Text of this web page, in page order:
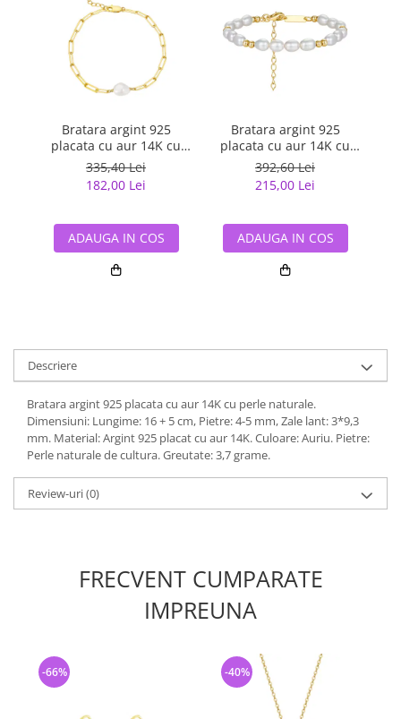
Bratara argint 925
placata cu aur 14K cu
perle naturale
335,40 Lei
182,00 Lei
ADAUGA IN COS
Bratara argint 925
placata cu aur 14K cu
perle naturale
392,60 Lei
215,00 Lei
ADAUGA IN COS
Descriere
Bratara argint 925 placata cu aur 14K cu perle naturale.
Dimensiuni: Lungime: 16 + 5 cm, Pietre: 4-5 mm, Zale lant: 3*9,3
mm. Material: Argint 925 placat cu aur 14K. Culoare: Auriu. Pietre:
Perle naturale de cultura. Greutate: 3,7 grame.
Review-uri(0)
FRECVENT CUMPARATE
IMPREUNA
-66% -40%